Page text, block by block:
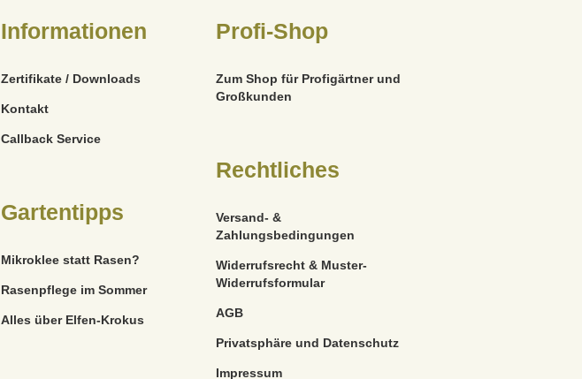
Informationen
Zertifikate / Downloads
Kontakt
Callback Service
Gartentipps
Mikroklee statt Rasen?
Rasenpflege im Sommer
Alles über Elfen-Krokus
Profi-Shop
Zum Shop für Profigärtner und
Großkunden
Rechtliches
Versand- &
Zahlungsbedingungen
Widerrufsrecht & Muster-
Widerrufsformular
AGB
Privatsphäre und Datenschutz
Impressum